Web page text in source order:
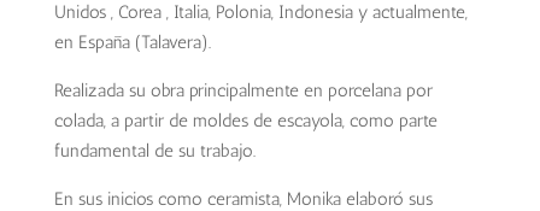
Unidos , Corea , Italia, Polonia, Indonesia y actualmente,
en España (Talavera).
Realizada su obra principalmente en porcelana por
colada, a partir de moldes de escayola, como parte
fundamental de su trabajo.
En sus inicios como ceramista, Monika elaboró sus